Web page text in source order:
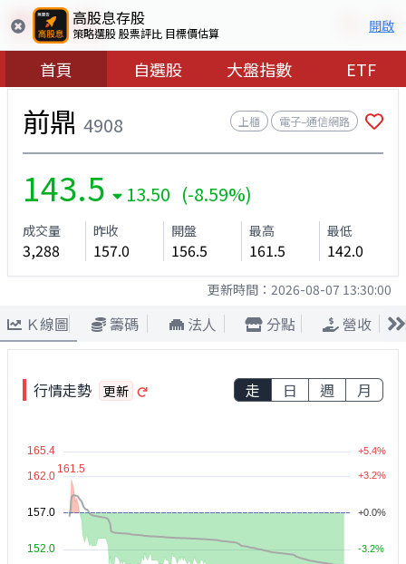
高股息存股
策略選股 股票評比 目標價估算 開啟
首頁 自選股 大盤指數 ETF
前鼎 4908 上櫃 電子–通信網路
143.5 13.50 (-8.59%)
成交量
3,288
昨收
157.0
開盤
156.5
最高
161.5
最低
142.0
更新時間： 2026-08-07 13:30:00
Ｋ線圖 籌碼 法人 分點 營收
行情走勢 更新 走 日 週 月